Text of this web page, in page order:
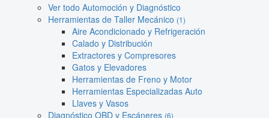
Ver todo Automoción y Diagnóstico
Herramientas de Taller Mecánico (1)
Aire Acondicionado y Refrigeración
Calado y Distribución
Extractores y Compresores
Gatos y Elevadores
Herramientas de Freno y Motor
Herramientas Especializadas Auto
Llaves y Vasos
Diagnóstico OBD y Escáneres (6)